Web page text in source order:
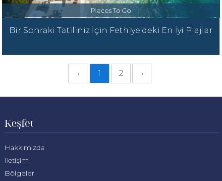
Places To Go
Bir Sonraki Tatiliniz İçin Fethiye’deki En İyi Plajlar
‹ 1 2 ›
Keşfet
Hakkımızda
İletişim
Bölgeler